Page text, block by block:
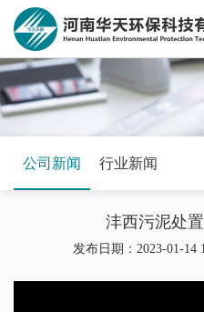
网站首页
关于我们
核心技术
工程案例
公司新闻 行业新闻
沣西污泥处
发布日期：2023-01-